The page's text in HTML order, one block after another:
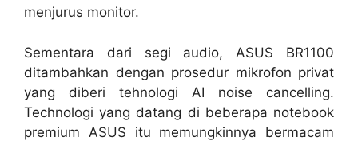
menjurus monitor.
Sementara dari segi audio, ASUS BR1100
ditambahkan dengan prosedur mikrofon privat
yang diberi tehnologi AI noise cancelling.
Technologi yang datang di beberapa notebook
premium ASUS itu memungkinnya bermacam